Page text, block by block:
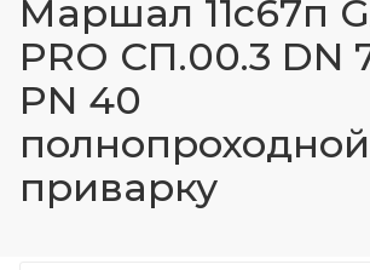
Маршал 11с67п
PRO СП.00.3 DN
PN 40
приварку